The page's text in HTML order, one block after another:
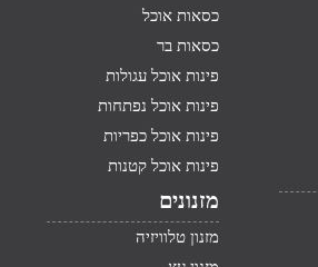
כסאות אוכל
כסאות בר
פינות אוכל עגולות
פינות אוכל נפתחות
פינות אוכל כפריות
פינות אוכל קטנות
מזנונים
מזנון טלוויזיה